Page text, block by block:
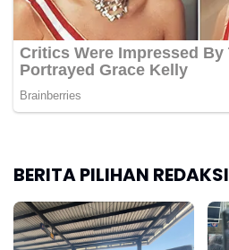
BERITA PILIHAN REDAKSI